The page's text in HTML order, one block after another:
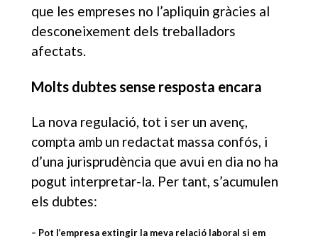
que les empreses no l’apliquin gràcies al
desconeixement dels treballadors
afectats.
Molts dubtes sense resposta encara
La nova regulació, tot i ser un avenç,
compta amb un redactat massa confós, i
d’una jurisprudència que avui en dia no ha
pogut interpretar-la. Per tant, s’acumulen
els dubtes:
– Pot l’empresa extingir la meva relació laboral si em